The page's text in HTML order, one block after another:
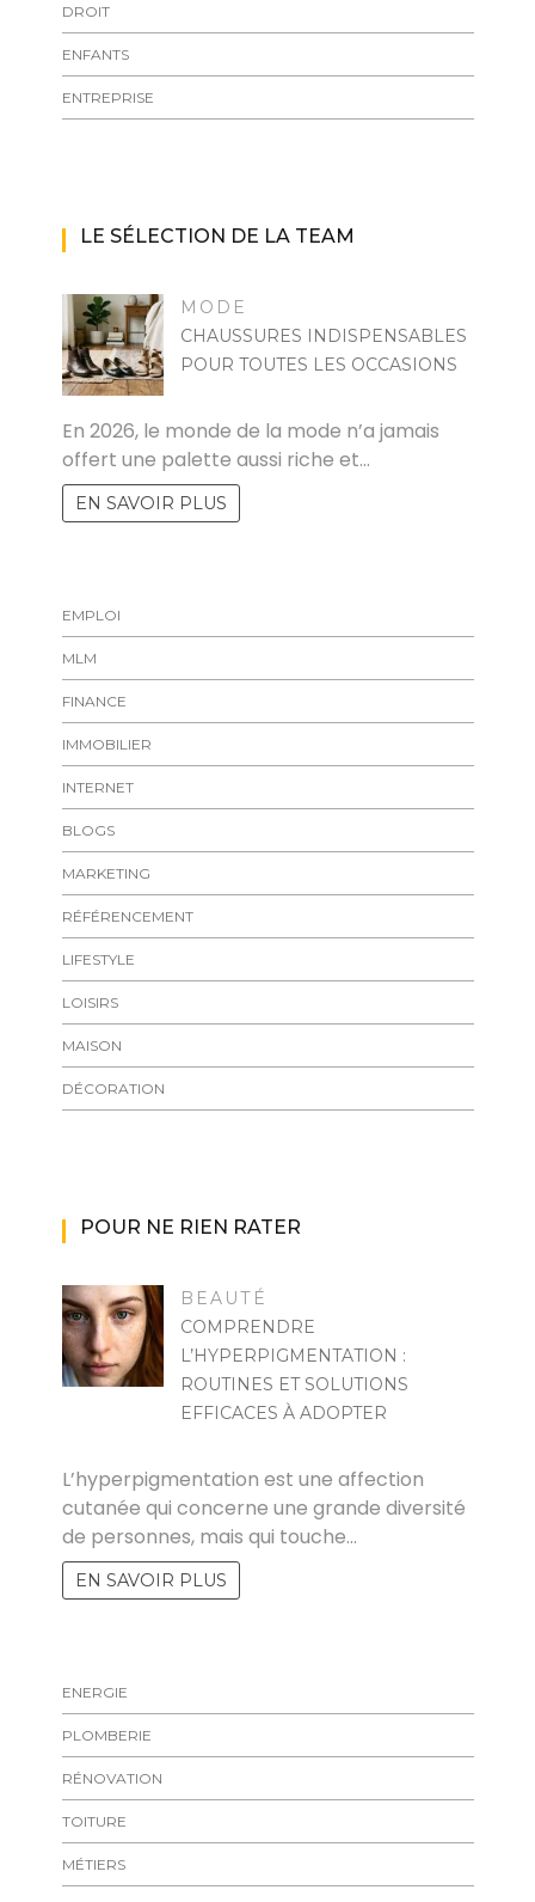
DROIT
ENFANTS
ENTREPRISE
LE SÉLECTION DE LA TEAM
MODE
CHAUSSURES INDISPENSABLES
POUR TOUTES LES OCCASIONS
En 2026, le monde de la mode n’a jamais
offert une palette aussi riche et…
EN SAVOIR PLUS
EMPLOI
MLM
FINANCE
IMMOBILIER
INTERNET
BLOGS
MARKETING
RÉFÉRENCEMENT
LIFESTYLE
LOISIRS
MAISON
DÉCORATION
POUR NE RIEN RATER
BEAUTÉ
COMPRENDRE
L’HYPERPIGMENTATION :
ROUTINES ET SOLUTIONS
EFFICACES À ADOPTER
L’hyperpigmentation est une affection
cutanée qui concerne une grande diversité
de personnes, mais qui touche…
EN SAVOIR PLUS
ENERGIE
PLOMBERIE
RÉNOVATION
TOITURE
MÉTIERS